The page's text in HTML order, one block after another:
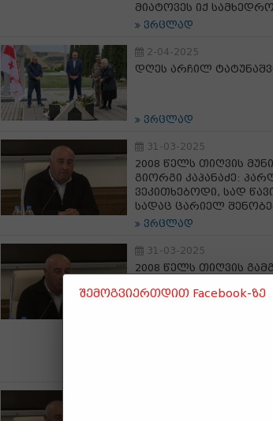
მიატოვეს იქ
ვრცლად
2-04-2025
დღეს არჩილ
ვრცლად
31-03-2025
2008 წელს თიღვის
გიორგი კაპანაძე:
ვეკითხებოდი, სად
სადაც ცარიელ
ვრცლად
31-03-2025
2008 წელს თიღვის
მოშლილი იყო
ვინმემ კი არ უნდა
აპარატი მოფრინავს,
დაყრუვდნენ და ცაში
დაენახათ საფრენი
2008 წელს თიღვის
შემოგვიერთდით Facebook-ზე